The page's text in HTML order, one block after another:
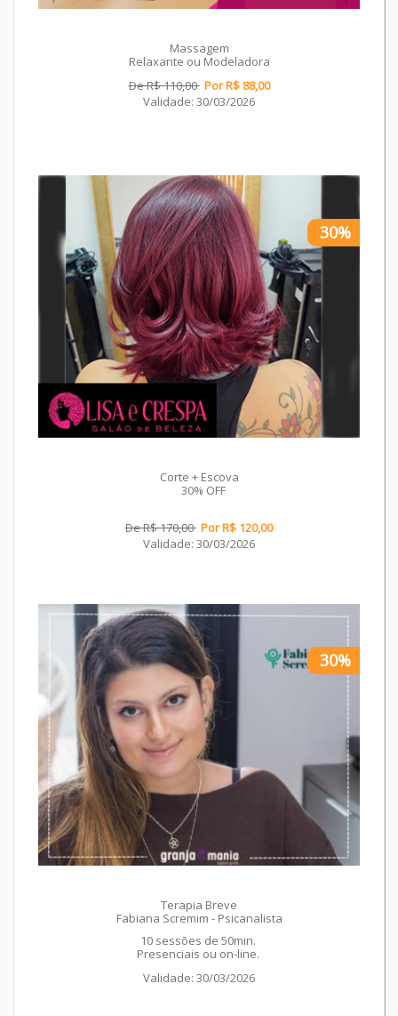
Massagem
Relaxante ou Modeladora
De R$ 110,00 Por R$ 88,00
Validade: 30/03/2026
30%
Corte + Escova
30% OFF
De R$ 170,00 Por R$ 120,00
Validade: 30/03/2026
30%
Terapia Breve
Fabiana Scremim - Psicanalista
10 sessões de 50min.
Presenciais ou on-line.
Validade: 30/03/2026